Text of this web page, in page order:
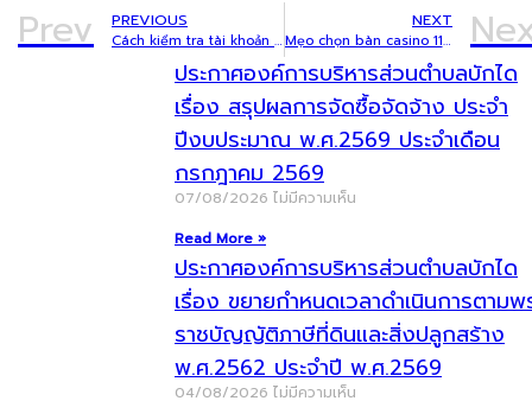
Prev PREVIOUS
Cách kiểm tra tài khoản Red88 sau khi đăng ký lần đầu: Hướng dẫn chi tiết từ A-Z
NEXT
Mẹo chọn bàn casino 11win phù hợp với từng mức vốn của bạn
ประกาศองค์การบริหารส่วนตำบลบักได
เรื่อง สรุปผลการจัดซื้อจัดจ้าง ประจำ
ปีงบประมาณ พ.ศ.2569 ประจำเดือน
กรกฎาคม 2569
07/08/2026 ไม่มีความเห็น
Read More »
ประกาศองค์การบริหารส่วนตำบลบักได
เรื่อง ขยายกำหนดเวลาดำเนินการตามพ
ราชบัญญัติภาษีที่ดินและสิ่งปลูกสร้าง
พ.ศ.2562 ประจำปี พ.ศ.2569
04/08/2026 ไม่มีความเห็น